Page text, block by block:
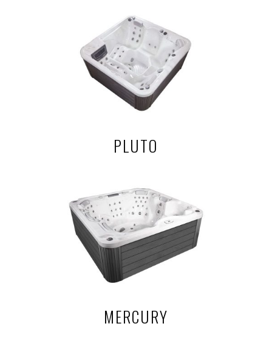
PLUTO
MERCURY